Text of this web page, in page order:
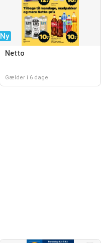
Ny
Netto
Gælder i 6 dage